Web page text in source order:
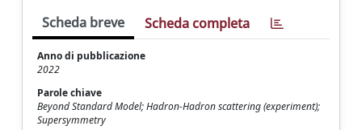
Scheda breve Scheda completa
Anno di pubblicazione
2022
Parole chiave
Beyond Standard Model; Hadron-Hadron scattering (experiment);
Supersymmetry